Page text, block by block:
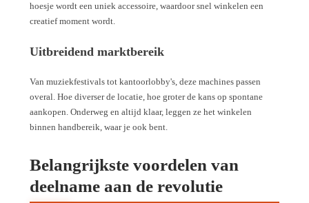
hoesje wordt een uniek accessoire, waardoor snel winkelen een
creatief moment wordt.
Uitbreidend marktbereik
Van muziekfestivals tot kantoorlobby's, deze machines passen
overal. Hoe diverser de locatie, hoe groter de kans op spontane
aankopen. Onderweg en altijd klaar, leggen ze het winkelen
binnen handbereik, waar je ook bent.
Belangrijkste voordelen van
deelname aan de revolutie